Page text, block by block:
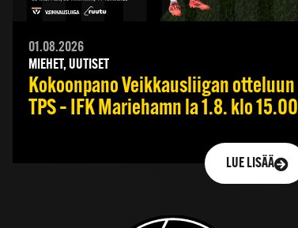
01.08.2026
MIEHET, UUTISET
Kokoonpano Veikkausliigan otteluun
TPS – IFK Mariehamn la 1.8. klo 15.00
LUE LISÄÄ